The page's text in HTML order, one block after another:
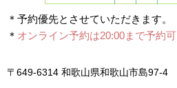
＊予約優先とさせていただきます。
＊ オンライン予約は20:00まで予約可
〒649-6314 和歌山県和歌山市島97-4